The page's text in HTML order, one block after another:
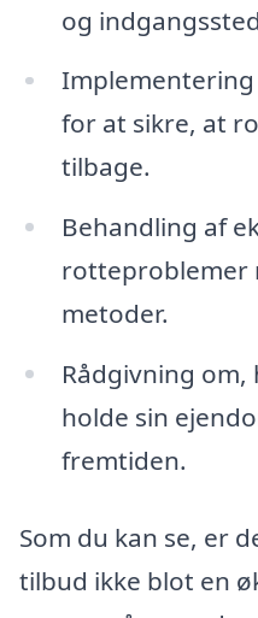
og
for at sikre, at
tilbage.
Behandling af
rotteproblemer
metoder.
Rådgivning
holde sin
fremtiden.
Som du kan se, er
tilbud ikke blot en